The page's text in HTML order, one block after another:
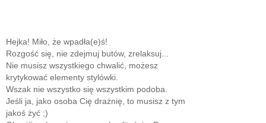
Hejka! Miło, że wpadła(e)ś!
Rozgość się, nie zdejmuj butów, zrelaksuj...
Nie musisz wszystkiego chwalić, możesz
krytykować elementy stylówki.
Wszak nie wszystko się wszystkim podoba.
Jeśli ja, jako osoba Cię drażnię, to musisz z tym
jakoś żyć ;)